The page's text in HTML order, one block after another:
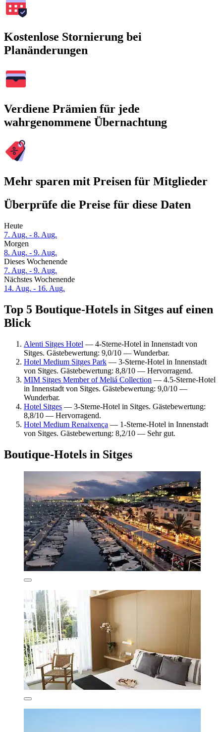
Kostenlose Stornierung bei
Planänderungen
Verdiene Prämien für jede
wahrgenommene Übernachtung
Mehr sparen mit Preisen für Mitglieder
Überprüfe die Preise für diese Daten
Heute
7. Aug. - 8. Aug.
Morgen
8. Aug. - 9. Aug.
Dieses Wochenende
7. Aug. - 9. Aug.
Nächstes Wochenende
14. Aug. - 16. Aug.
Top 5 Boutique-Hotels in Sitges auf einen
Blick
Alenti Sitges Hotel — 4-Sterne-Hotel in Innenstadt von
Sitges. Gästebewertung: 9,0/10 — Wunderbar.
Hotel Medium Sitges Park — 3-Sterne-Hotel in Innenstadt
von Sitges. Gästebewertung: 8,8/10 — Hervorragend.
MIM Sitges Member of Meliá Collection — 4.5-Sterne-Hotel
in Innenstadt von Sitges. Gästebewertung: 9,0/10 —
Wunderbar.
Hotel Sitges — 3-Sterne-Hotel in Sitges. Gästebewertung:
8,8/10 — Hervorragend.
Hotel Medium Renaixença — 1-Sterne-Hotel in Innenstadt
von Sitges. Gästebewertung: 8,2/10 — Sehr gut.
Boutique-Hotels in Sitges